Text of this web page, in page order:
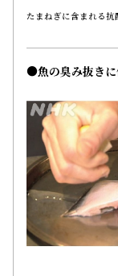
たまねぎに含まれる抗
●魚の臭み抜きに